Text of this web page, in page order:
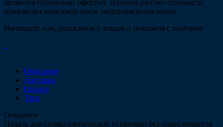
являются публичной офертой. Полный рассчет стоимости
произведет менеджер после подтверждения заказа.
Напишите нам, расскажем о товаре и поможем с выбором
Описание
Доставка
Оплата
Теги
Описание
Педаль для стоматологической установки без переключателя